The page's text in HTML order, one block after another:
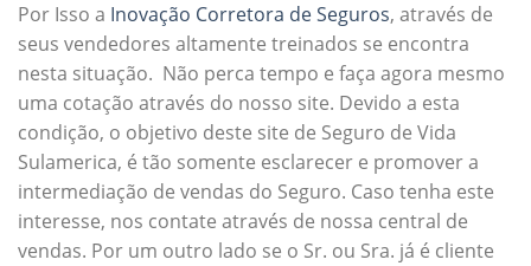
Por Isso a Inovação Corretora de Seguros, através de
seus vendedores altamente treinados se encontra
nesta situação. Não perca tempo e faça agora mesmo
uma cotação através do nosso site. Devido a esta
condição, o objetivo deste site de Seguro de Vida
Sulamerica, é tão somente esclarecer e promover a
intermediação de vendas do Seguro. Caso tenha este
interesse, nos contate através de nossa central de
vendas. Por um outro lado se o Sr. ou Sra. já é cliente